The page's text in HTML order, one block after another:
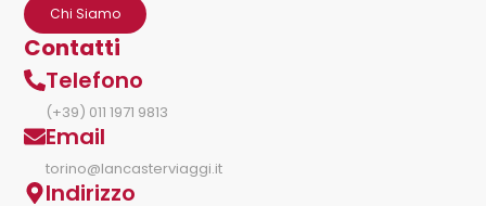
Chi Siamo
Contatti
Telefono
(+39) 011 1971 9813
Email
torino@lancasterviaggi.it
Indirizzo